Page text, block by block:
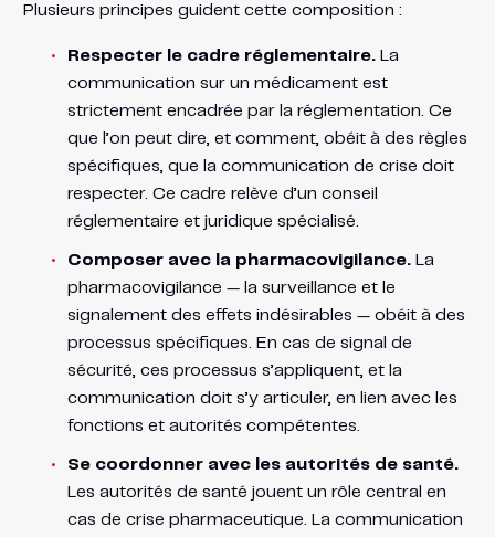
Plusieurs principes guident cette composition :
Respecter le cadre réglementaire.La
communication sur un médicament est
strictement encadrée par la réglementation. Ce
que l’on peut dire, et comment, obéit à des règles
spécifiques, que la communication de crise doit
respecter. Ce cadre relève d’un conseil
réglementaire et juridique spécialisé.
Composer avec la pharmacovigilance.La
pharmacovigilance — la surveillance et le
signalement des effets indésirables — obéit à des
processus spécifiques. En cas de signal de
sécurité, ces processus s’appliquent, et la
communication doit s’y articuler, en lien avec les
fonctions et autorités compétentes.
Se coordonner avec les autorités de santé.
Les autorités de santé jouent un rôle central en
cas de crise pharmaceutique. La communication